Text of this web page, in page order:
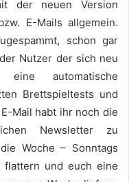
der neuen Version
E-Mails allgemein.
schon gar
Nutzer der sich neu
automatische
Brettspieltests und
Mail habt ihr noch die
Newsletter zu
Woche – Sonntags
und euch eine